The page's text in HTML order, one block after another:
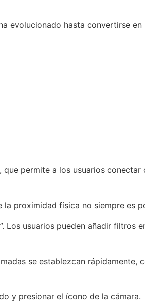
evolucionado hasta convertirse
permite a los usuarios conectar
proximidad física no siempre es
Los usuarios pueden añadir filtros
se establezcan rápidamente,
y presionar el ícono de la cámara.